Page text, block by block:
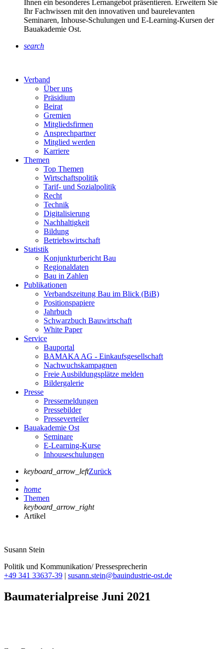
Ihnen ein besonderes Lernangebot präsentieren. Erweitern Sie
Ihr Fachwissen mit den innovativen und baurelevanten
Seminaren, Inhouse-Schulungen und E-Learning-Kursen der
Bauakademie Ost.
search
Verband
Über uns
Präsidium
Beirat
Gremien
Mitgliedsfirmen
Ansprechpartner
Mitglied werden
Karriere
Themen
Top Themen
Wirtschaftspolitik
Tarif- und Sozialpolitik
Recht
Technik
Digitalisierung
Nachhaltigkeit
Bildung
Betriebswirtschaft
Statistik
Konjunkturbericht Bau
Regionaldaten
Bau in Zahlen
Publikationen
Verbandszeitung Bau im Blick (BiB)
Positionspapiere
Jahrbuch
Schwarzbuch Bauwirtschaft
White Paper
Service
Bauportal
BAMAKA AG - Einkaufsgesellschaft
Nachwuchskampagnen
Freie Ausbildungsplätze melden
Bildergalerie
Presse
Pressemeldungen
Pressebilder
Presseverteiler
Bauakademie Ost
Seminare
E-Learning-Kurse
Inhouseschulungen
keyboard_arrow_leftZurück
home
Themen
keyboard_arrow_right
Artikel
Susann Stein
Politik und Kommunikation/ Pressesprecherin
+49 341 33637-39 | susann.stein@bauindustrie-ost.de
Baumaterialpreise Juni 2021